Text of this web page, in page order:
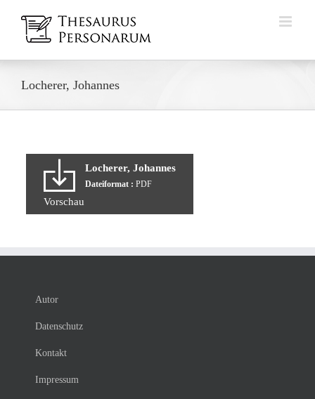
Inhalt
springen
Locherer, Johannes
Locherer, Johannes
Dateiformat : PDF
Vorschau
Autor
Datenschutz
Kontakt
Impressum